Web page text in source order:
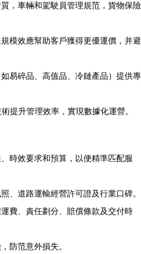
，車輛和駕駛員管理規范，貨物保險
模效應幫助客戶獲得更優運價，并避
易碎品、高值品、冷鏈產品）提供專
提升管理效率，實現數據化運營。
時效要求和預算，以便精準匹配服
、道路運輸經營許可證及行業口碑。
費、責任劃分、賠償條款及交付時
防范意外損失。